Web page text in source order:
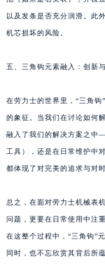
以及发条是否充分润滑。此
机芯损坏的风险。
五、三角钩元素融入：创新
在劳力士的世界里，“三角
的象征。当我们在讨论如何
融入了我们的解决方案之中
工具），还是在日常维护中
都体现了对完美的追求与对
总之，在面对劳力士机械表
问题，更要在日常使用中注
在这整个过程中，“三角钩”
同时，也不忘欣赏其背后所